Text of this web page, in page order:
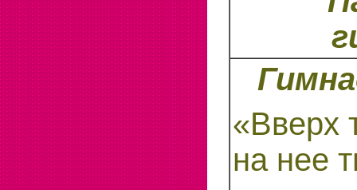
«Вверх
на нее